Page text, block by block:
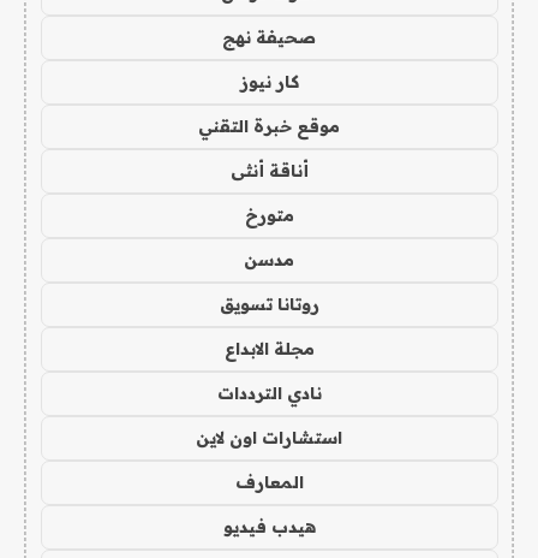
صحيفة نهج
كار نيوز
موقع خبرة التقني
أناقة أنثى
متورخ
مدسن
روتانا تسويق
مجلة الابداع
نادي الترددات
استشارات اون لاين
المعارف
هيدب فيديو